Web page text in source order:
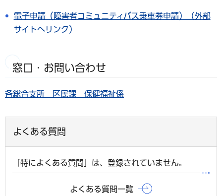
電子申請（障害者コミュニティバス乗車券申請）（外部
サイトへリンク）
窓口・お問い合わせ
各総合支所 区民課 保健福祉係
よくある質問
「特によくある質問」は、登録されていません。
よくある質問一覧